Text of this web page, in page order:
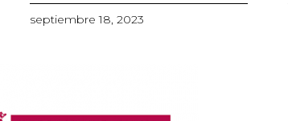
septiembre 18, 2023